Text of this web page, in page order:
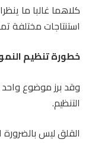
كلاهما غالبا ما
استنتاجات مختلفة
خطورة تنظيم
وقد برز موضوع واحد
التنظيم.
القلق ليس بالضرورة